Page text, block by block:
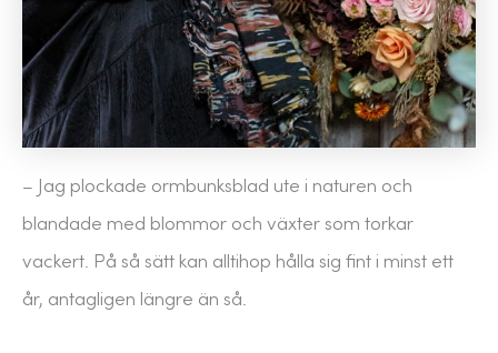
– Jag plockade ormbunksblad ute i naturen och
blandade med blommor och växter som torkar
vackert. På så sätt kan alltihop hålla sig fint i minst ett
år, antagligen längre än så.